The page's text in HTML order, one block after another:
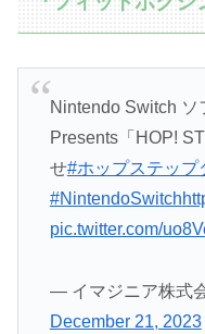
Nintendo Switch ソ
Presents「HOP!
せ#ホップステップ
#NintendoSwitch
pic.twitter.com/
— イマジニア株式
December 21, 2023